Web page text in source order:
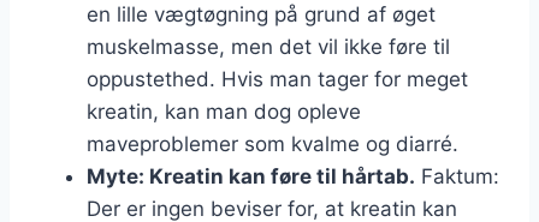
en lille vægtøgning på grund af øget
muskelmasse, men det vil ikke føre til
oppustethed. Hvis man tager for meget
kreatin, kan man dog opleve
maveproblemer som kvalme og diarré.
Myte: Kreatin kan føre til hårtab. Faktum:
Der er ingen beviser for, at kreatin kan